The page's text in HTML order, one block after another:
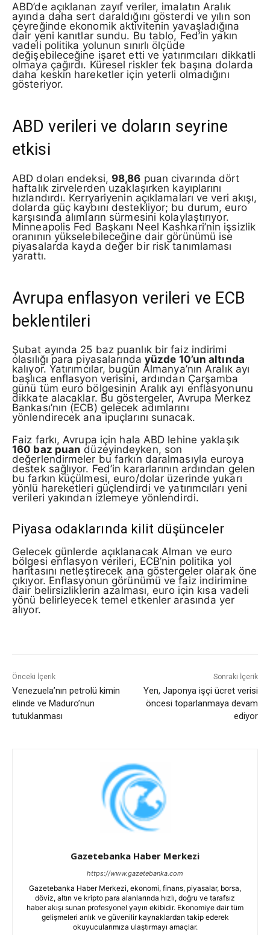
ABD’de açıklanan zayıf veriler, imalatın Aralık
ayında daha sert daraldığını gösterdi ve yılın son
çeyreğinde ekonomik aktivitenin yavaşladığına
dair yeni kanıtlar sundu. Bu tablo, Fed’in yakın
vadeli politika yolunun sınırlı ölçüde
değişebileceğine işaret etti ve yatırımcıları dikkatli
olmaya çağırdı. Küresel riskler tek başına dolarda
daha keskin hareketler için yeterli olmadığını
gösteriyor.
ABD verileri ve doların seyrine
etkisi
ABD doları endeksi, 98,86 puan civarında dört
haftalık zirvelerden uzaklaşırken kayıplarını
hızlandırdı. Kerryariyenin açıklamaları ve veri akışı,
dolarda güç kaybını destekliyor; bu durum, euro
karşısında alımların sürmesini kolaylaştırıyor.
Minneapolis Fed Başkanı Neel Kashkari’nin işsizlik
oranının yükselebileceğine dair görünümü ise
piyasalarda kayda değer bir risk tanımlaması
yarattı.
Avrupa enflasyon verileri ve ECB
beklentileri
Şubat ayında 25 baz puanlık bir faiz indirimi
olasılığı para piyasalarında yüzde 10’un altında
kalıyor. Yatırımcılar, bugün Almanya’nın Aralık ayı
başlıca enflasyon verisini, ardından Çarşamba
günü tüm euro bölgesinin Aralık ayı enflasyonunu
dikkate alacaklar. Bu göstergeler, Avrupa Merkez
Bankası’nın (ECB) gelecek adımlarını
yönlendirecek ana ipuçlarını sunacak.
Faiz farkı, Avrupa için hala ABD lehine yaklaşık
160 baz puan düzeyindeyken, son
değerlendirmeler bu farkın daralmasıyla euroya
destek sağlıyor. Fed’in kararlarının ardından gelen
bu farkın küçülmesi, euro/dolar üzerinde yukarı
yönlü hareketleri güçlendirdi ve yatırımcıları yeni
verileri yakından izlemeye yönlendirdi.
Piyasa odaklarında kilit düşünceler
Gelecek günlerde açıklanacak Alman ve euro
bölgesi enflasyon verileri, ECB’nin politika yol
haritasını netleştirecek ana göstergeler olarak öne
çıkıyor. Enflasyonun görünümü ve faiz indirimine
dair belirsizliklerin azalması, euro için kısa vadeli
yönü belirleyecek temel etkenler arasında yer
alıyor.
Önceki İçerik
Venezuela’nın petrolü kimin
elinde ve Maduro’nun
tutuklanması
Sonraki İçerik
Yen, Japonya işçi ücret verisi
öncesi toparlanmaya devam
ediyor
Gazetebanka Haber Merkezi
https://www.gazetebanka.com
Gazetebanka Haber Merkezi, ekonomi, finans, piyasalar, borsa,
döviz, altın ve kripto para alanlarında hızlı, doğru ve tarafsız
haber akışı sunan profesyonel yayın ekibidir. Ekonomiye dair tüm
gelişmeleri anlık ve güvenilir kaynaklardan takip ederek
okuyucularımıza ulaştırmayı amaçlar.